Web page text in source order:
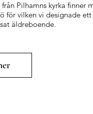
Pilhamns kyrka finner
för vilken vi designade ett
äldreboende.